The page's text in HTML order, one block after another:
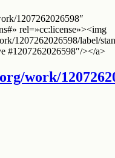
1207262026598″
rel=»cc:license»><img
1207262026598/label/
#1207262026598″/></a>
work/